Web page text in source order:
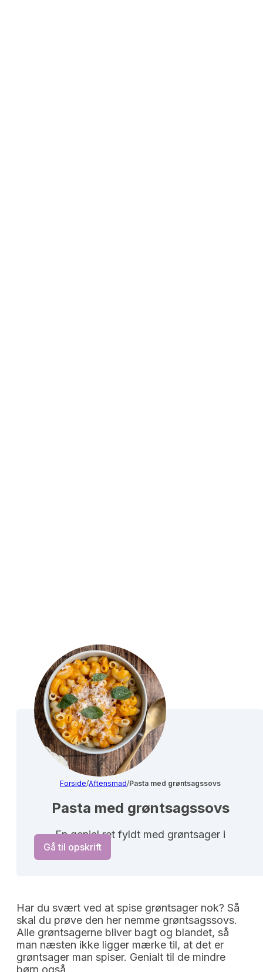
Forside/Aftensmad/Pasta med grøntsagssovs
Pasta med grøntsagssovs
En genial ret fyldt med grøntsager i
Gå til opskrift
Har du svært ved at spise grøntsager nok? Så
skal du prøve den her nemme grøntsagssovs.
Alle grøntsagerne bliver bagt og blandet, så
man næsten ikke ligger mærke til, at det er
grøntsager man spiser. Genialt til de mindre
børn også.